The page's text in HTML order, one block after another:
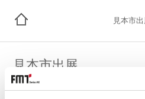
見本市
見本市出展